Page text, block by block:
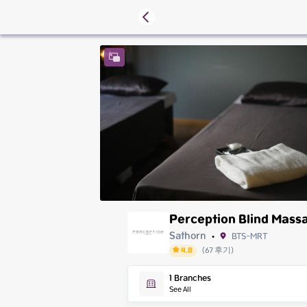
Perception Blind
Sathorn • BTS-MRT
4.8 (67후기)
Friday
Saturday
Sunday
1Branches
See All